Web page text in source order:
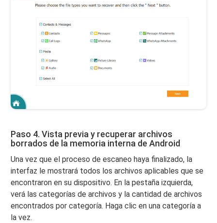
Paso 4. Vista previa y recuperar archivos
borrados de la memoria interna de Android
Una vez que el proceso de escaneo haya finalizado, la
interfaz le mostrará todos los archivos aplicables que se
encontraron en su dispositivo. En la pestaña izquierda,
verá las categorías de archivos y la cantidad de archivos
encontrados por categoría. Haga clic en una categoría a
la vez.